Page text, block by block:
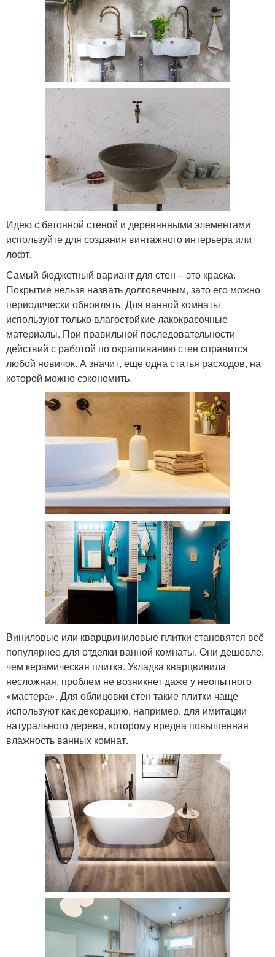
Идею с бетонной стеной и деревянными элементами
используйте для создания винтажного интерьера или
лофт.
Самый бюджетный вариант для стен – это краска.
Покрытие нельзя назвать долговечным, зато его можно
периодически обновлять. Для ванной комнаты
используют только влагостойкие лакокрасочные
материалы. При правильной последовательности
действий с работой по окрашиванию стен справится
любой новичок. А значит, еще одна статья расходов, на
которой можно сэкономить.
Виниловые или кварцвиниловые плитки становятся всё
популярнее для отделки ванной комнаты. Они дешевле,
чем керамическая плитка. Укладка кварцвинила
несложная, проблем не возникнет даже у неопытного
«мастера». Для облицовки стен такие плитки чаще
используют как декорацию, например, для имитации
натурального дерева, которому вредна повышенная
влажность ванных комнат.